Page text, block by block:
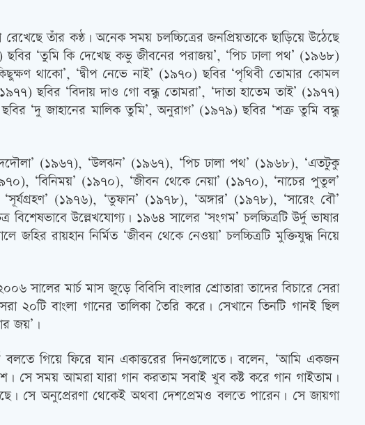
তাঁর কণ্ঠ। অনেক সময় চলচ্চিত্রের জনপ্রিয়তাকে ছাড়িয়ে উঠেছে
‘তুমি কি দেখেছ কভু জীবনের পরাজয়’, ‘পিচ ঢালা পথ’ (১৯৬৮)
থাকো’, ‘দ্বীপ নেভে নাই’ (১৯৭০) ছবির ‘পৃথিবী তোমার কোমল
ছবির ‘বিদায় দাও গো বন্ধু তোমরা’, ‘দাতা হাতেম তাই’ (১৯৭৭)
‘দু জাহানের মালিক তুমি’, অনুরাগ’ (১৯৭৯) ছবির ‘শত্রু তুমি বন্ধু
(১৯৬৭), ‘উলঝন’ (১৯৬৭), ‘পিচ ঢালা পথ’ (১৯৬৮), ‘এতটুকু
‘বিনিময়’ (১৯৭০), ‘জীবন থেকে নেয়া’ (১৯৭০), ‘নাচের পুতুল’
(১৯৭৬), ‘তুফান’ (১৯৭৮), ‘অঙ্গার’ (১৯৭৮), ‘সারেং বৌ’
উল্লেখযোগ্য। ১৯৬৪ সালের ‘সংগম’ চলচ্চিত্রটি উর্দু ভাষার
রায়হান নির্মিত ‘জীবন থেকে নেওয়া’ চলচ্চিত্রটি মুক্তিযুদ্ধ নিয়ে
সালের মার্চ মাস জুড়ে বিবিসি বাংলার শ্রোতারা তাদের বিচারে সেরা
২০টি বাংলা গানের তালিকা তৈরি করে। সেখানে তিনটি গানই ছিল
জয়’।
গিয়ে ফিরে যান একাত্তরের দিনগুলোতে। বলেন, ‘আমি একজন
সে সময় আমরা যারা গান করতাম সবাই খুব কষ্ট করে গান গাইতাম।
সে অনুপ্রেরণা থেকেই অথবা দেশপ্রেমও বলতে পারেন। সে জায়গা